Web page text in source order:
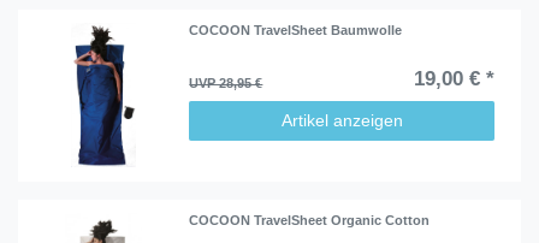
COCOON TravelSheet Baumwolle
UVP 28,95 € 19,00 € *
Artikel anzeigen
COCOON TravelSheet Organic Cotton